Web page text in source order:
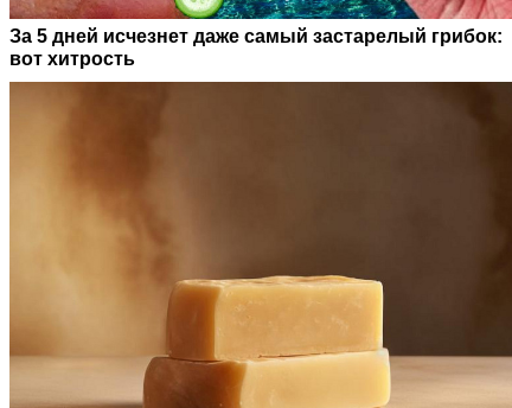
За 5 дней исчезнет даже самый застарелый грибок:
вот хитрость